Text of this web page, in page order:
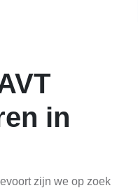
in
zijn we op zoek